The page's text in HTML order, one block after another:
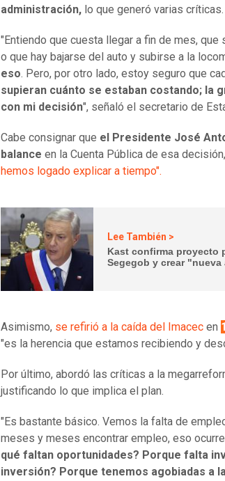
administración, lo que generó varias críticas.
"Entiendo que cuesta llegar a fin de mes,
o que hay bajarse del auto y subirse a la
eso. Pero, por otro lado, estoy seguro que
supieran cuánto se estaban costando; la
con mi decisión", señaló el secretario de
Cabe consignar que el Presidente José
balance en la Cuenta Pública de esa
hemos logado explicar a tiempo".
Lee También >
Kast confirma proyecto
Segegob y crear
Asimismo, se refirió a la caída del Imacec en
"es la herencia que estamos recibiendo y
Por último, abordó las críticas a la
justificando lo que implica el plan.
"Es bastante básico. Vemos la falta de
meses y meses encontrar empleo, eso
qué faltan oportunidades? Porque falta
inversión? Porque tenemos agobiadas a